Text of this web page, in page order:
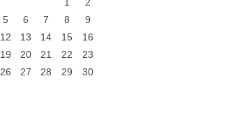
5 6 7 8
9
12 13 14 15
16
19 20 21 22
23
26 27 28 29
30